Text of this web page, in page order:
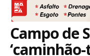
Campo de